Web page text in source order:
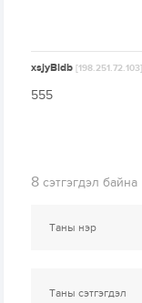
xsjyBldb[198.251.72.103]
555
8 сэтгэгдэл байна